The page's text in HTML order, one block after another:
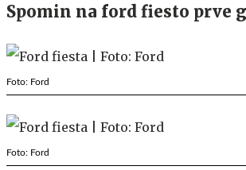
Spomin na ford fiesto prve
Foto: Ford
Foto: Ford